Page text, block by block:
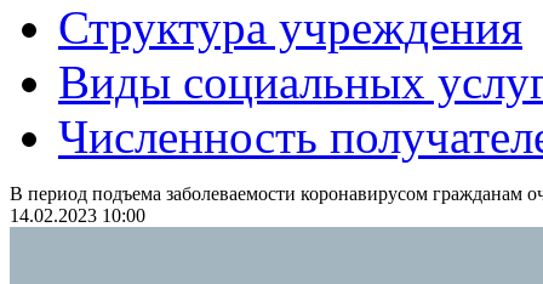
Структура учреждения
Виды социальных
Численность
В период подъема заболеваемости коронавирусом гражданам
14.02.2023 10:00